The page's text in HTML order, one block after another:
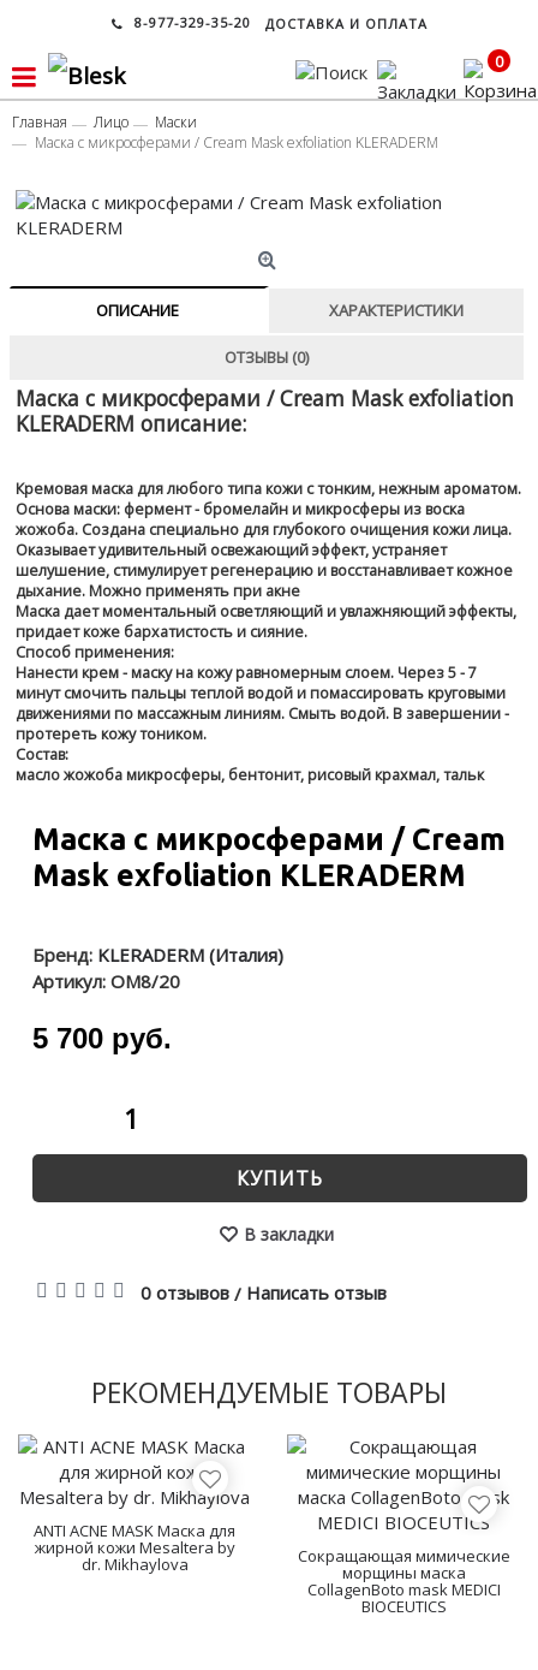
8-977-329-35-20 ДОСТАВКА И ОПЛАТА
0
Главная Лицо
Маски
Маска с микросферами / Cream Mask exfoliation KLERADERM
ОПИСАНИЕ ХАРАКТЕРИСТИКИ
ОТЗЫВЫ (0)
Маска с микросферами / Cream Mask exfoliation
KLERADERM описание:
Кремовая маска для любого типа кожи с тонким, нежным ароматом.
Основа маски: фермент - бромелайн и микросферы из воска
жожоба. Создана специально для глубокого очищения кожи лица.
Оказывает удивительный освежающий эффект, устраняет
шелушение, стимулирует регенерацию и восстанавливает кожное
дыхание. Можно применять при акне
Маска дает моментальный осветляющий и увлажняющий эффекты,
придает коже бархатистость и сияние.
Способ применения:
Нанести крем - маску на кожу равномерным слоем. Через 5 - 7
минут смочить пальцы теплой водой и помассировать круговыми
движениями по массажным линиям. Смыть водой. В завершении -
протереть кожу тоником.
Состав:
масло жожоба микросферы, бентонит, рисовый крахмал, тальк
Маска с микросферами / Cream
Mask exfoliation KLERADERM
Бренд: KLERADERM (Италия)
Артикул: OM8/20
5 700 руб.
КУПИТЬ
В закладки
0 отзывов/ Написать отзыв
РЕКОМЕНДУЕМЫЕ ТОВАРЫ
ANTI ACNE MASK Маска для
жирной кожи Mesaltera by
dr. Mikhaylova Сокращающая мимические
морщины маска
CollagenBoto mask MEDICI
BIOCEUTICS